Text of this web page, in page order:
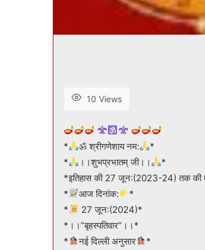
10 Views
* ॐ श्रीगणेशाय नम:
*
*
।।शुभप्रभातम् जी।।
*
*इतिहास की 27 जून:(2023-24) तक की
*
आज दिनांक:
*
*
27 जून:(2024)*
*।।”बृहस्पतिवार”।।*
*
नई दिल्ली अनुसार
*